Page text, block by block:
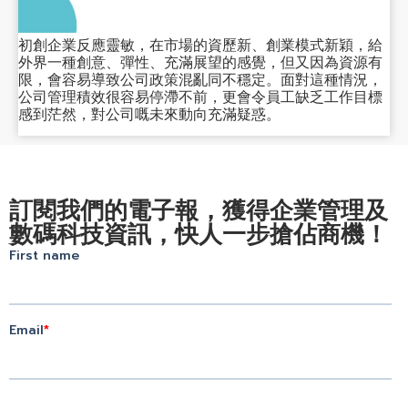
初創企業反應靈敏，在市場的資歷新、創業模式新穎，給
外界一種創意、彈性、充滿展望的感覺，但又因為資源有
限，會容易導致公司政策混亂同不穩定。面對這種情況，
公司管理積效很容易停滯不前，更會令員工缺乏工作目標
感到茫然，對公司嘅未來動向充滿疑惑。
訂閱我們的電子報，獲得企業管理及
數碼科技資訊，快人一步搶佔商機！